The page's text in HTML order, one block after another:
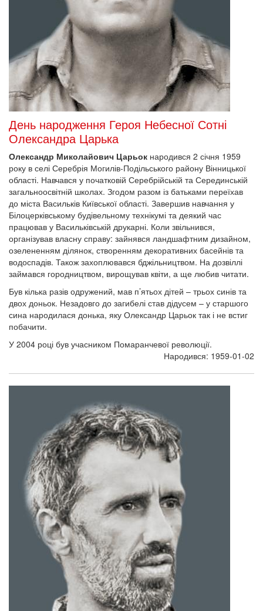
День народження Героя Небесної Сотні
Олександра Царька
Олександр Миколайович Царьок народився 2 січня 1959
року в селі Серебрія Могилів-Подільського району Вінницької
області. Навчався у початковій Серебрійській та Серединській
загальноосвітній школах. Згодом разом із батьками переїхав
до міста Васильків Київської області. Завершив навчання у
Білоцерківському будівельному технікумі та деякий час
працював у Васильківській друкарні. Коли звільнився,
організував власну справу: зайнявся ландшафтним дизайном,
озелененням ділянок, створенням декоративних басейнів та
водоспадів. Також захоплювався бджільництвом. На дозвіллі
займався городництвом, вирощував квіти, а ще любив читати.
Був кілька разів одружений, мав п’ятьох дітей – трьох синів та
двох доньок. Незадовго до загибелі став дідусем – у старшого
сина народилася донька, яку Олександр Царьок так і не встиг
побачити.
У 2004 році був учасником Помаранчевої революції.
Народився: 1959-01-02